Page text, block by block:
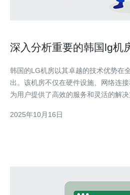
深入分析重要的韩国lg机
韩国的LG机房以其卓越的技术优势在
出。该机房不仅在硬件设施、网络连
为用户提供了高效的服务和灵活的解决
主机管理及域名服务等方面的独特优势
2025年10月16日